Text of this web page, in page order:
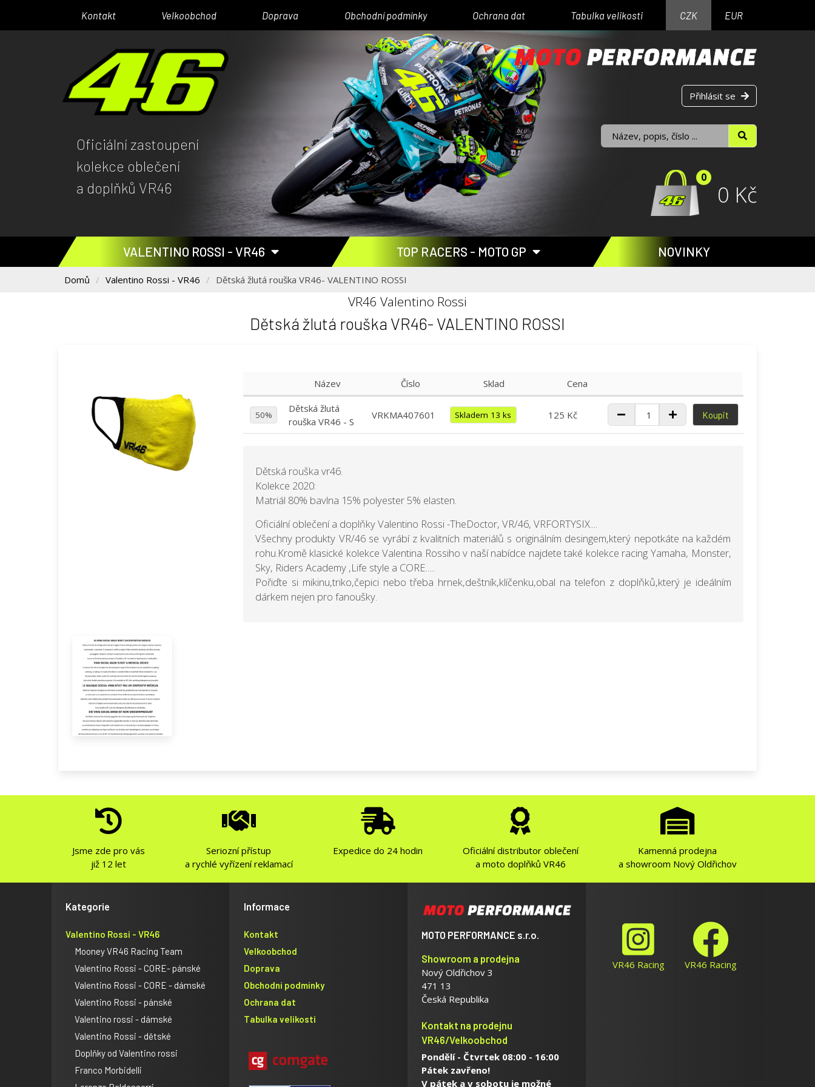
Kontakt Velkoobchod Doprava Obchodní podmínky Ochrana dat Tabulka velikosti CZK EUR
Oficiální zastoupení
kolekce oblečení
a doplňků VR46
Přihlásit se
0
0 Kč
VALENTINO ROSSI - VR46 TOP RACERS - MOTO GP NOVINKY
Domů Valentino Rossi - VR46 Dětská žlutá rouška VR46- VALENTINO ROSSI
VR46 Valentino Rossi
Dětská žlutá rouška VR46- VALENTINO ROSSI
Název Číslo Sklad Cena
50%
Dětská žlutá
rouška VR46 - S
VRKMA407601 Skladem 13 ks 125 Kč Koupit
Dětská rouška vr46.
Kolekce 2020:
Matriál 80% bavlna 15% polyester 5% elasten.
Oficiální oblečení a doplňky Valentino Rossi -TheDoctor, VR/46, VRFORTYSIX....
Všechny produkty VR/46 se vyrábí z kvalitních materiálů s originálním desingem,který nepotkáte na každém
rohu.Kromě klasické kolekce Valentina Rossiho v naší nabídce najdete také kolekce racing Yamaha, Monster,
Sky, Riders Academy ,Life style a CORE.....
Pořiďte si mikinu,triko,čepici nebo třeba hrnek,deštník,klíčenku,obal na telefon z doplňků,který je ideálním
dárkem nejen pro fanoušky.
Jsme zde pro vás
již 12 let
Seriozní přístup
a rychlé vyřízení reklamací
Expedice do 24 hodin
Oficiální distributor oblečení
a moto doplňků VR46
Kamenná prodejna
a showroom Nový Oldřichov
Kategorie
Valentino Rossi - VR46
Mooney VR46 Racing Team
Valentino Rossi - CORE- pánské
Valentino Rossi - CORE - dámské
Valentino Rossi - pánské
Valentino rossi - dámské
Valentino Rossi - dětské
Doplňky od Valentino rossi
Franco Morbidelli
Informace
Kontakt
Velkoobchod
Doprava
Obchodní podmínky
Ochrana dat
Tabulka velikosti
MOTO PERFORMANCE s.r.o.
Showroom a prodejna
Nový Oldřichov 3
471 13
Česká Republika
Kontakt na prodejnu
VR46/Velkoobchod
Pondělí - Čtvrtek 08:00 - 16:00
Pátek zavřeno!
V pátek a v sobotu je možné
VR46 Racing VR46 Racing